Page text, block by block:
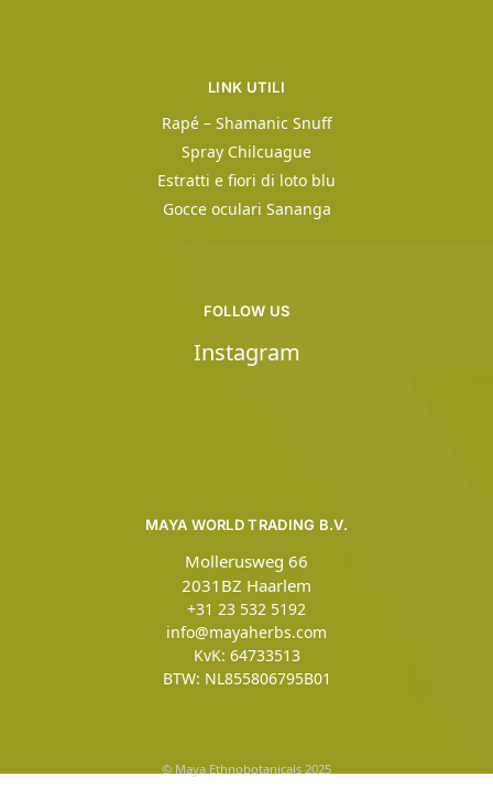
LINK UTILI
Rapé – Shamanic Snuff
Spray Chilcuague
Estratti e fiori di loto blu
Gocce oculari Sananga
MAYA WORLD TRADING B.V.
Mollerusweg 66
2031BZ Haarlem
+31 23 532 5192
info@mayaherbs.com
KvK: 64733513
BTW: NL855806795B01
FOLLOW US
Instagram
© Maya Ethnobotanicals 2025